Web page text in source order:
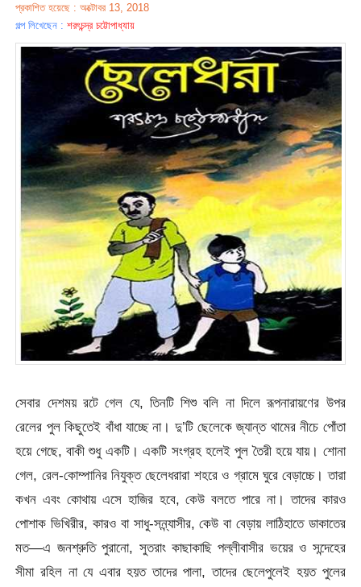
প্রকাশিত হয়েছে : অক্টোবর 13, 2018
গল্প লিখেছেন :শরৎচন্দ্র চট্টোপাধ্যায়
সেবার দেশময় রটে গেল যে, তিনটি শিশু বলি না দিলে রূপনারায়ণের উপর
রেলের পুল কিছুতেই বাঁধা যাচ্ছে না। দু’টি ছেলেকে জ্যান্ত থামের নীচে পোঁতা
হয়ে গেছে, বাকী শুধু একটি। একটি সংগ্রহ হলেই পুল তৈরী হয়ে যায়। শোনা
গেল, রেল-কোম্পানির নিযুক্ত ছেলেধরারা শহরে ও গ্রামে ঘুরে বেড়াচ্চে। তারা
কখন এবং কোথায় এসে হাজির হবে, কেউ বলতে পারে না। তাদের কারও
পোশাক ভিখিরীর, কারও বা সাধু-সন্ন্যাসীর, কেউ বা বেড়ায় লাঠিহাতে ডাকাতের
মত—এ জনশ্রুতি পুরানো, সুতরাং কাছাকাছি পল্লীবাসীর ভয়ের ও সন্দেহের
সীমা রহিল না যে এবার হয়ত তাদের পালা, তাদের ছেলেপুলেই হয়ত পুলের